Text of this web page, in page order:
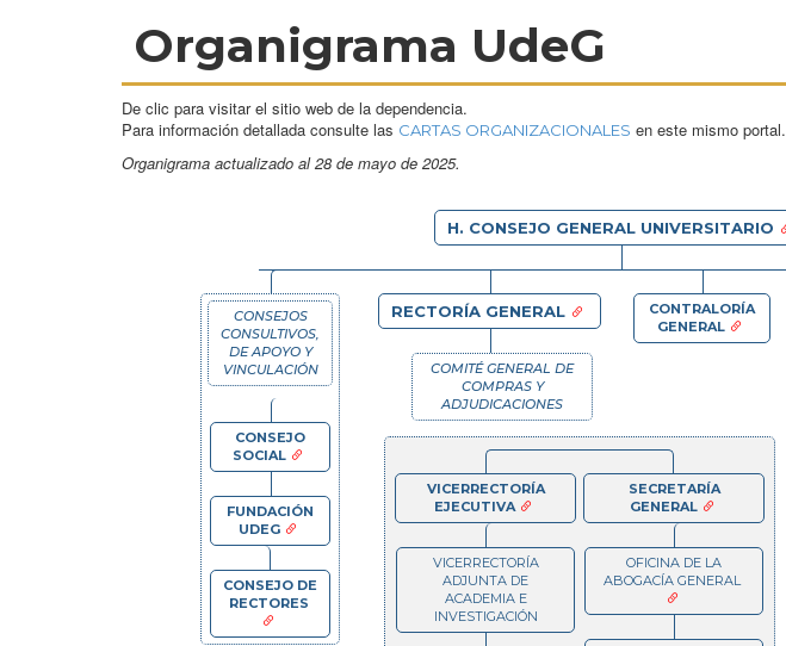
Organigrama UdeG
De clic para visitar el sitio web de la dependencia.
Para información detallada consulte las CARTAS ORGANIZACIONALES en este mismo portal.
Organigrama actualizado al 28 de mayo de 2025.
H. CONSEJO GENERAL UNIVERSITARIO
CONSEJOS
CONSULTIVOS,
DE APOYO Y
VINCULACIÓN
CONSEJO
SOCIAL
FUNDACIÓN
UDEG
CONSEJO DE
RECTORES
RECTORÍA GENERAL
COMITÉ GENERAL DE
COMPRAS Y
ADJUDICACIONES
VICERRECTORÍA
EJECUTIVA
VICERRECTORÍA
ADJUNTA DE
ACADEMIA E
INVESTIGACIÓN
SECRETARÍA
GENERAL
OFICINA DE LA
ABOGACÍA GENERAL
CONTRALORÍA
GENERAL